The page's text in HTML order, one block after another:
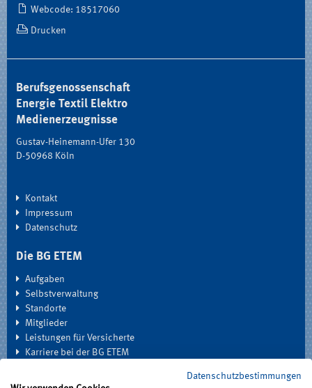
DocumentWebcode: 18517060
Drucken
Berufsgenossenschaft
Energie Textil Elektro
Medienerzeugnisse
Gustav-Heinemann-Ufer 130
D-50968 Köln
Kontakt
Impressum
Datenschutz
Die BG ETEM
Aufgaben
Selbstverwaltung
Standorte
Mitglieder
Leistungen für Versicherte
Karriere bei der BG ETEM
Datenschutzbestimmungen